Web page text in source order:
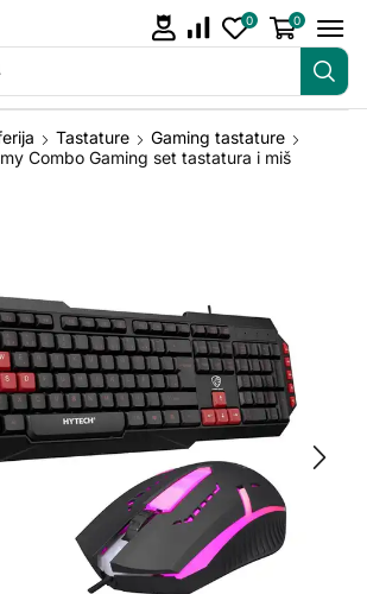
0 0
Tastature
Gaming tastature
Combo Gaming set tastatura i miš